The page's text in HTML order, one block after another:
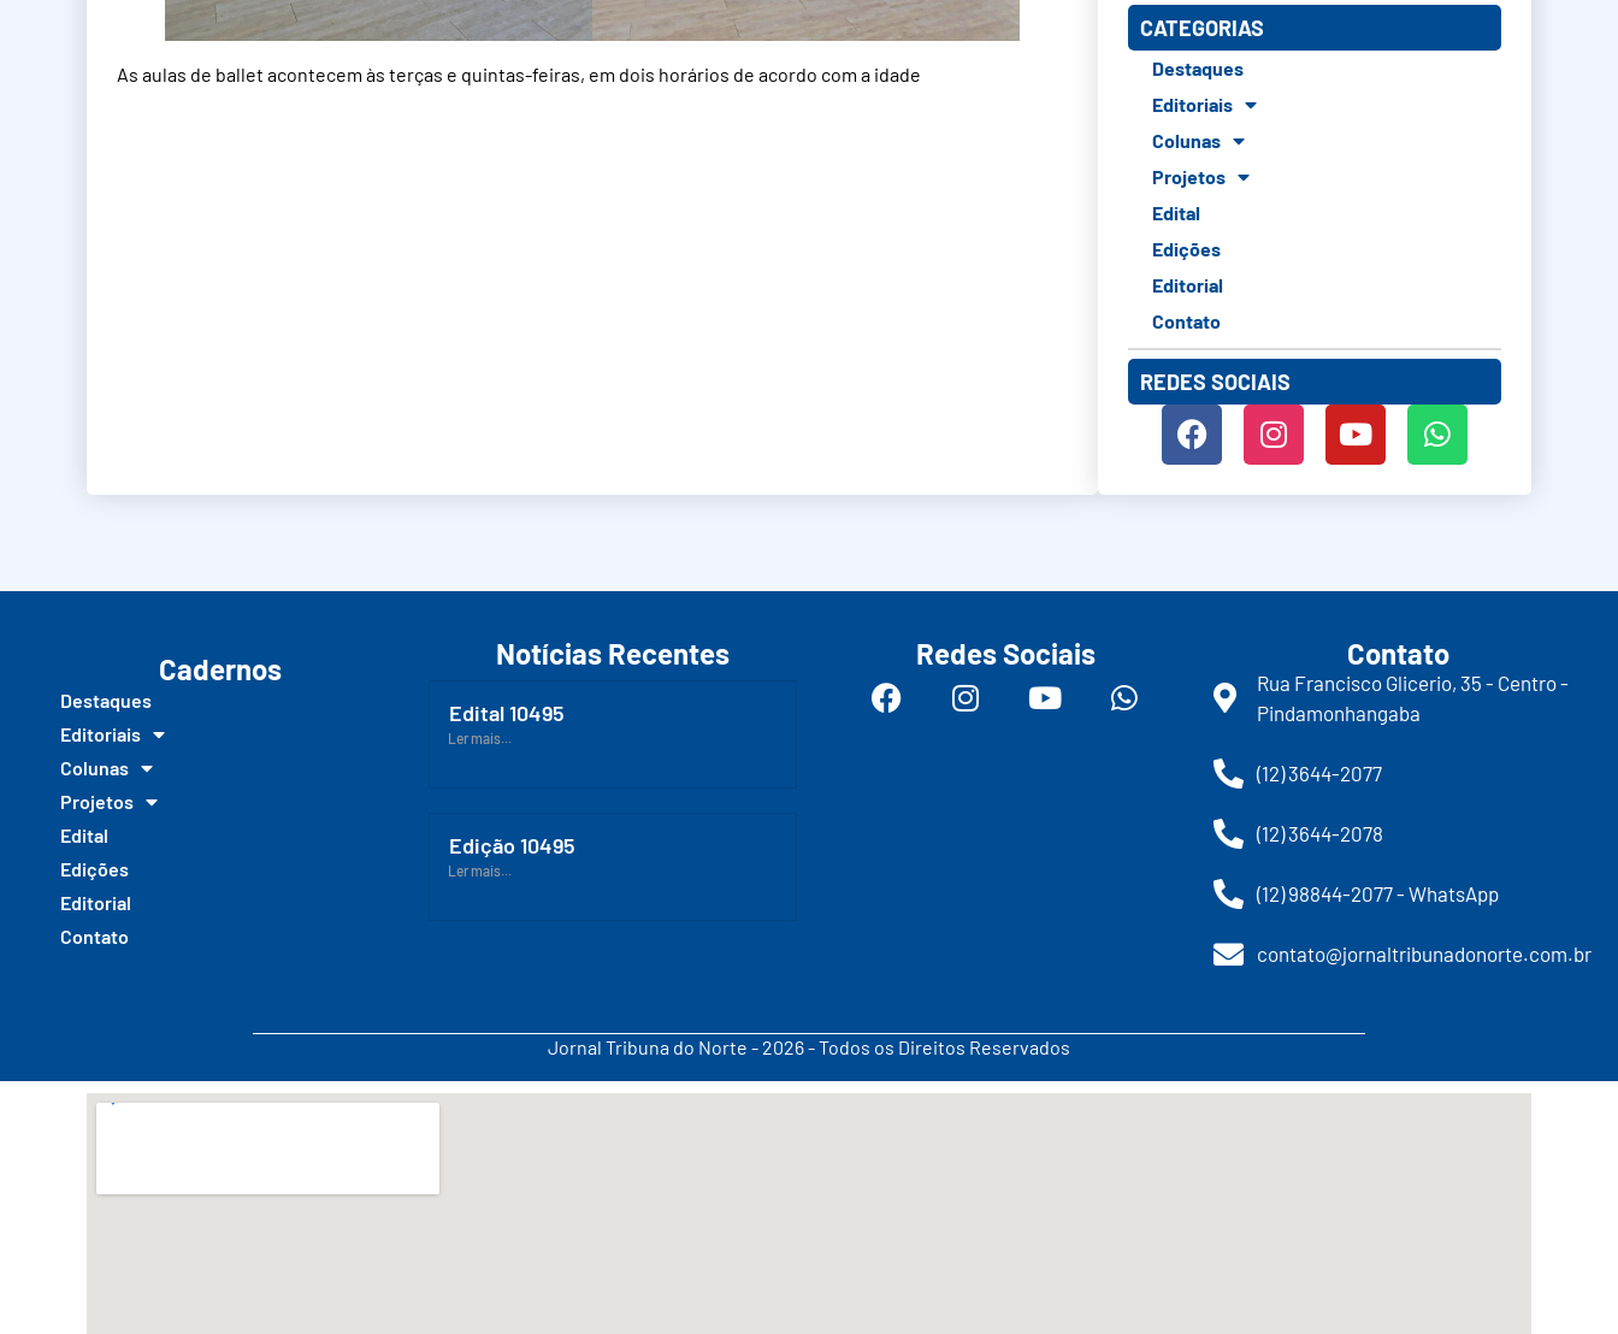
As aulas de ballet acontecem às terças e quintas-feiras, em dois horários de acordo com a idade
CATEGORIAS
Destaques
Editoriais
Colunas
Projetos
Edital
Edições
Editorial
Contato
REDES SOCIAIS
Cadernos
Destaques
Editoriais
Colunas
Projetos
Edital
Edições
Editorial
Contato
Notícias Recentes
Edital 10495
Ler mais...
Edição 10495
Ler mais...
Redes Sociais Contato
Rua Francisco Glicerio, 35 - Centro -
Pindamonhangaba
(12) 3644-2077
(12) 3644-2078
(12) 98844-2077 - WhatsApp
contato@jornaltribunadonorte.com.br
Jornal Tribuna do Norte - 2026 - Todos os Direitos Reservados